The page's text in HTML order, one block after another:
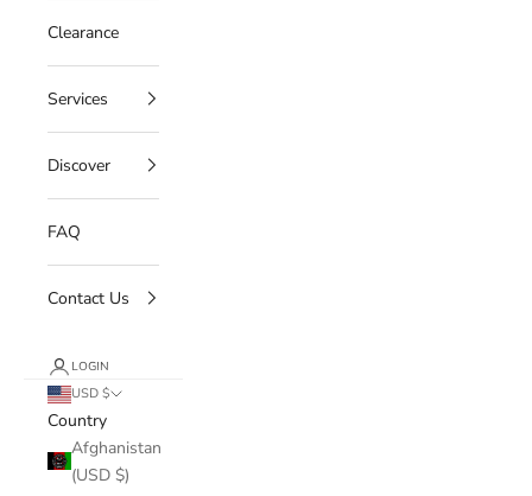
Clearance
Services
Discover
FAQ
Contact Us
LOGIN
USD $
Country
Afghanistan
(USD $)